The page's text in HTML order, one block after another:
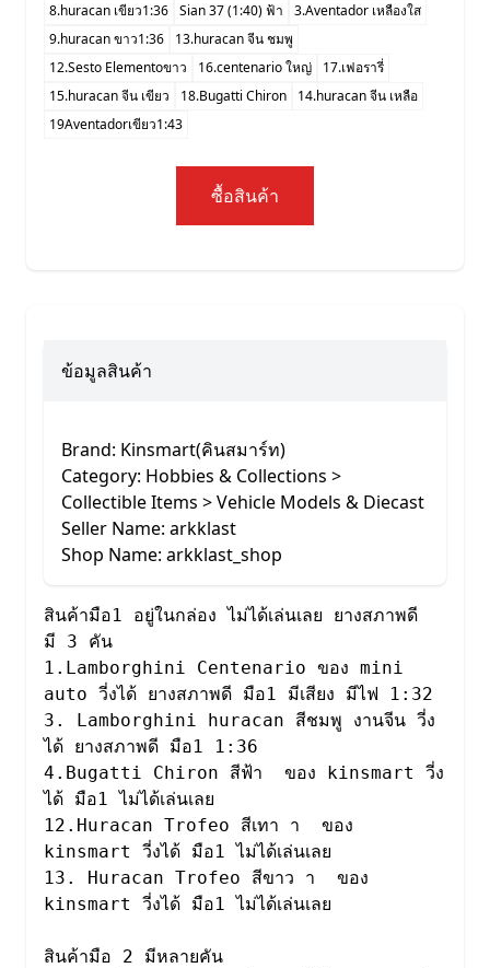
8.huracan เขียว1:36 Sian 37 (1:40) ฟ้า
3.Aventador เหลืองใส
9.huracan ขาว1:36
13.huracan จีน ชมพู
12.Sesto Elementoขาว
16.centenario ใหญ่
17.เฟอรารี่
15.huracan จีน เขียว
18.Bugatti Chiron
14.huracan จีน เหลือ
19Aventadorเขียว1:43
ซื้อสินค้า
ข้อมูลสินค้า
Brand: Kinsmart(คินสมาร์ท)
Category: Hobbies & Collections >
Collectible Items > Vehicle Models & Diecast
Seller Name: arkklast
Shop Name: arkklast_shop
สินค้ามือ1 อยู่ในกล่อง ไม่ได้เล่นเลย ยางสภาพดี
มี 3 คัน
1.Lamborghini Centenario ของ mini
auto วี่งได้ ยางสภาพดี มือ1 มีเสียง มีไฟ 1:32
3. Lamborghini huracan สีชมพู งานจีน วี่ง
ได้ ยางสภาพดี มือ1 1:36
4.Bugatti Chiron สีฟ้า  ของ kinsmart วี่ง
ได้ มือ1 ไม่ได้เล่นเลย
12.Huracan Trofeo สีเทา า  ของ
kinsmart วี่งได้ มือ1 ไม่ได้เล่นเลย
13. Huracan Trofeo สีขาว า  ของ
kinsmart วี่งได้ มือ1 ไม่ได้เล่นเลย
สินค้ามือ 2 มีหลายคัน